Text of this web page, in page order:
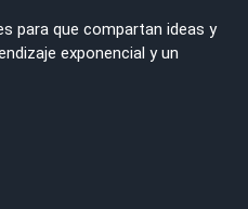
para que compartan ideas y
exponencial y un